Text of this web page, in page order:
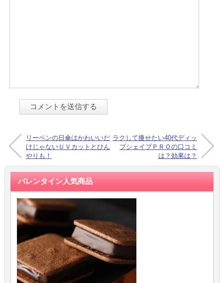
リーベンの日傘はかわいいだ
けじゃないＵＶカットとひん
やりも！
ラクして痩せたい40代ディッ
プシェイプＰＲＯの口コミ
は？効果は？
バレンタイン人気商品